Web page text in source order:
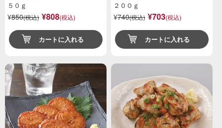
５０ｇ
¥850(税込) ¥808(税込)
カートに入れる
２００ｇ
¥740(税込) ¥703(税込)
カートに入れる